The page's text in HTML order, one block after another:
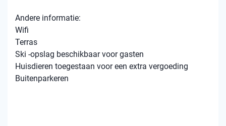
Andere informatie:
Wifi
Terras
Ski -opslag beschikbaar voor gasten
Huisdieren toegestaan ​​voor een extra vergoeding
Buitenparkeren